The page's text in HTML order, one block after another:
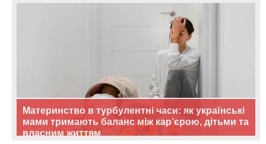
Материнство в турбулентні часи: як українські
мами тримають баланс між кар’єрою, дітьми та
власним життям